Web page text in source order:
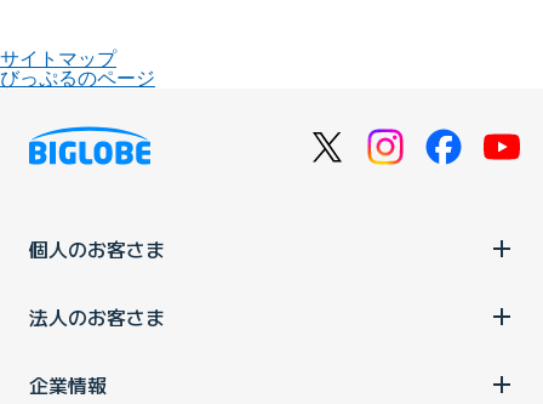
サイトマップ
びっぷるのページ
個人のお客さま
法人のお客さま
企業情報